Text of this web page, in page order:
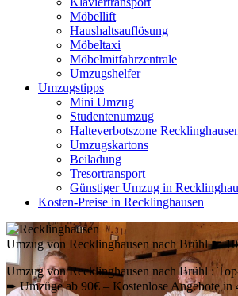
Möbellift
Haushaltsauflösung
Möbeltaxi
Möbelmitfahrzentrale
Umzugshelfer
Umzugstipps
Mini Umzug
Studentenumzug
Halteverbotszone
Umzugskartons
Beiladung
Tresortransport
Günstiger Umzug in
Kosten-Preise in Recklinghausen
Umzug von Recklinghausen nach Brühl ☛
Umzug von Recklinghausen nach Brühl :
➨ Umzüge ab 90€ – Kostenlose Angebote in